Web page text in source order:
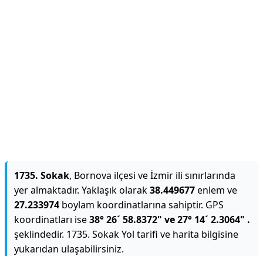
1735. Sokak, Bornova ilçesi ve İzmir ili sınırlarında
yer almaktadır. Yaklaşık olarak38.449677enlem ve
27.233974 boylam koordinatlarına sahiptir. GPS
koordinatları ise38° 26´ 58.8372" ve 27° 14´ 2.3064" .
şeklindedir. 1735. Sokak Yol tarifi ve harita bilgisine
yukarıdan ulaşabilirsiniz.